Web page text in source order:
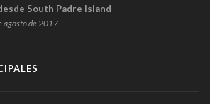
South Padre Island
agosto de 2017